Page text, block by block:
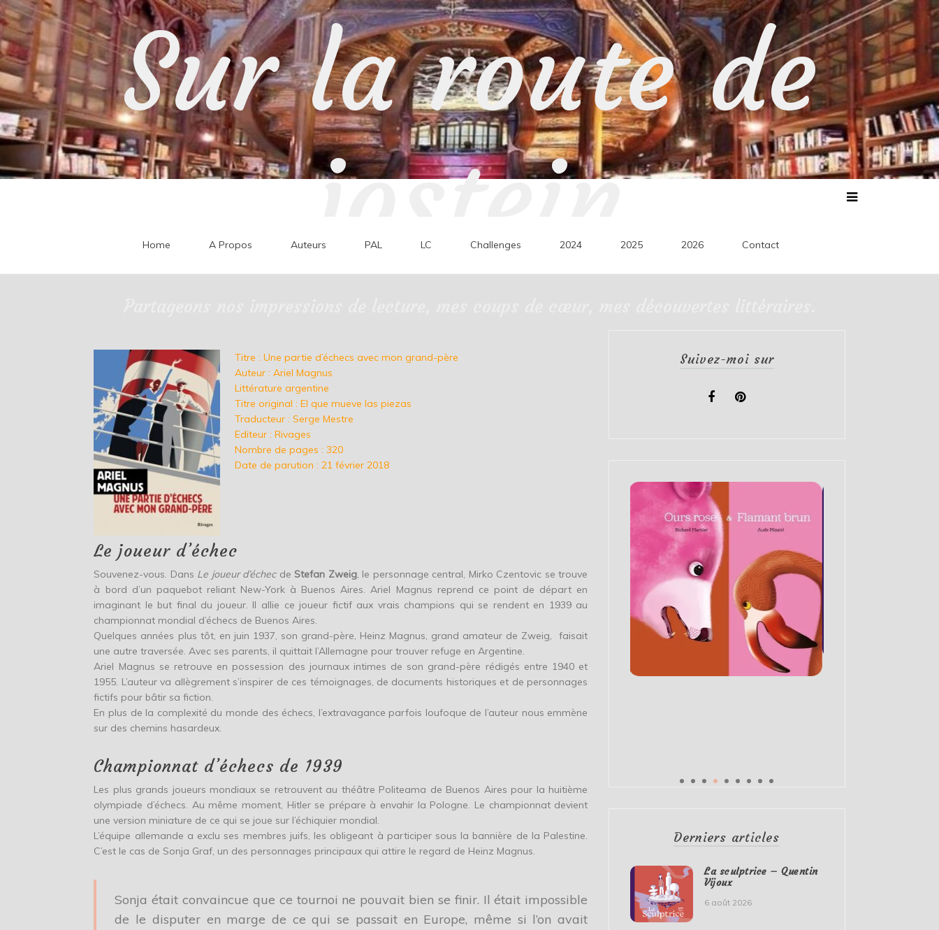
Skip
to
content
Sur la route de
jostein
Home A Propos Auteurs PAL LC Challenges 2024 2025 2026 Contact
Titre : Une partie d’échecs avec mon grand-père
Auteur : Ariel Magnus
Littérature argentine
Titre original : El que mueve las piezas
Traducteur : Serge Mestre
Editeur : Rivages
Nombre de pages : 320
Date de parution : 21 février 2018
Le joueur d’échec
Souvenez-vous. Dans Le joueur d’échecde Stefan Zweig, le personnage central, Mirko Czentovic se trouve
à bord d’un paquebot reliant New-York à Buenos Aires. Ariel Magnus reprend ce point de départ en
imaginant le but final du joueur. Il allie ce joueur fictif aux vrais champions qui se rendent en 1939 au
championnat mondial d’échecs de Buenos Aires.
Quelques années plus tôt, en juin 1937, son grand-père, Heinz Magnus, grand amateur de Zweig, faisait
une autre traversée. Avec ses parents, il quittait l’Allemagne pour trouver refuge en Argentine.
Ariel Magnus se retrouve en possession des journaux intimes de son grand-père rédigés entre 1940 et
1955. L’auteur va allègrement s’inspirer de ces témoignages, de documents historiques et de personnages
fictifs pour bâtir sa fiction.
En plus de la complexité du monde des échecs, l’extravagance parfois loufoque de l’auteur nous emmène
sur des chemins hasardeux.
Championnat d’échecs de 1939
Les plus grands joueurs mondiaux se retrouvent au théâtre Politeama de Buenos Aires pour la huitième
olympiade d’échecs. Au même moment, Hitler se prépare à envahir la Pologne. Le championnat devient
une version miniature de ce qui se joue sur l’échiquier mondial.
L’équipe allemande a exclu ses membres juifs, les obligeant à participer sous la bannière de la Palestine.
C’est le cas de Sonja Graf, un des personnages principaux qui attire le regard de Heinz Magnus.
Sonja était convaincue que ce tournoi ne pouvait bien se finir. Il était impossible
de le disputer en marge de ce qui se passait en Europe, même si l’on avait
Suivez-moi sur
Derniers articles
La sculptrice – Quentin
Vijoux
6 août 2026